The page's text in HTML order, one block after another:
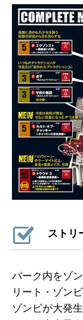
ストリ
パーク内をゾ
リート・ゾン
ゾンビが大発